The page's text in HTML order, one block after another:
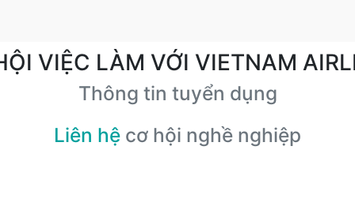
VIỆC LÀM VỚI VIETNAM
Thông tin tuyển dụng
Liên hệ cơ hội nghề nghiệp